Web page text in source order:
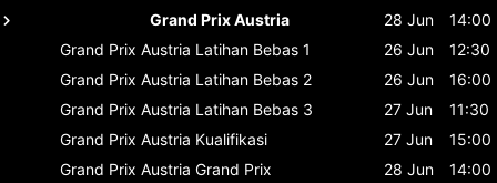
Grand Prix Austria
28 Jun
14:00
Grand Prix Austria Latihan Bebas 1 26 Jun
12:30
Grand Prix Austria Latihan Bebas 2 26 Jun
16:00
Grand Prix Austria Latihan Bebas 3 27 Jun
11:30
Grand Prix Austria Kualifikasi 27 Jun
15:00
Grand Prix Austria Grand Prix 28 Jun
14:00